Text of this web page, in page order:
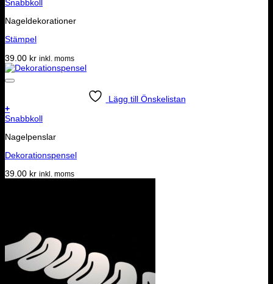
Snabbkoll
Nageldekorationer
Stämpel
39.00 kr inkl. moms
Lägg till Önskelistan
+
Snabbkoll
Nagelpenslar
Dekorationspensel
39.00 kr inkl. moms